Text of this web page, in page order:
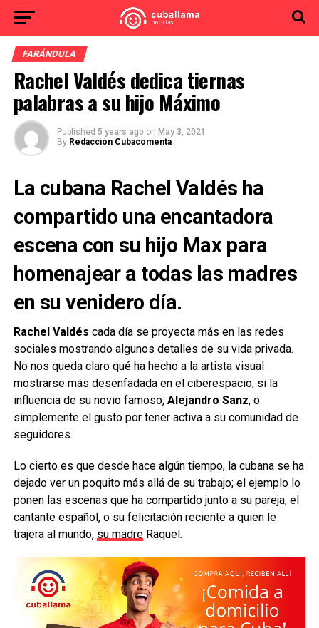
FARÁNDULA
Rachel Valdés dedica tiernas
palabras a su hijo Máximo
Published 5 years ago on May 3, 2021
By Redacción Cubacomenta
La cubana Rachel Valdés ha
compartido una encantadora
escena con su hijo Max para
homenajear a todas las madres
en su venidero día.
Rachel Valdés cada día se proyecta más en las redes
sociales mostrando algunos detalles de su vida privada.
No nos queda claro qué ha hecho a la artista visual
mostrarse más desenfadada en el ciberespacio, si la
influencia de su novio famoso, Alejandro Sanz, o
simplemente el gusto por tener activa a su comunidad de
seguidores.
Lo cierto es que desde hace algún tiempo, la cubana se ha
dejado ver un poquito más allá de su trabajo; el ejemplo lo
ponen las escenas que ha compartido junto a su pareja, el
cantante español, o su felicitación reciente a quien le
trajera al mundo, su madreRaquel.